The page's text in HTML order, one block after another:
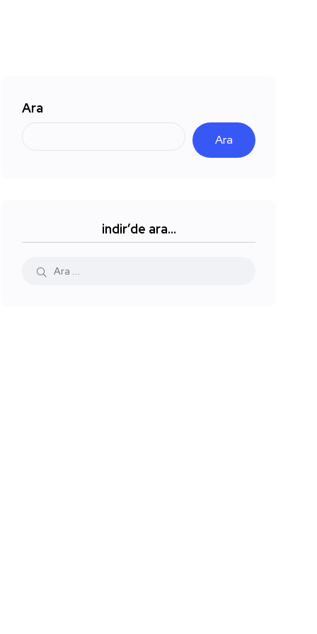
Ara
Ara
indir’de ara…